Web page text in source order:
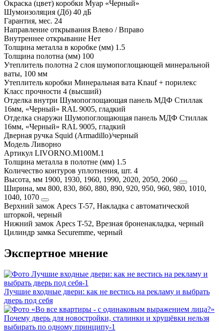
Окраска (цвет) коробки Муар «Черный»
Шумоизоляция (Дб) 40 дБ
Гарантия, мес. 24
Направление открывания Влево / Вправо
Внутреннее открывание Нет
Толщина металла в коробке (мм) 1.5
Толщина полотна (мм) 100
Утеплитель полотна 2 слоя шумопоглощающей минеральной
ваты, 100 мм
Утеплитель коробки Минеральная вата Knauf + порилекс
Класс прочности 4 (высший)
Отделка внутри Шумопоглощающая панель МДФ Стиллак
16мм, «Черный» RAL 9005, гладкий
Отделка снаружи Шумопоглощающая панель МДФ Стиллак
16мм, «Черный» RAL 9005, гладкий
Дверная ручка Squid (Armadillo)/черный
Модель Ливорно
Артикул LIVORNO.M100M.1
Толщина металла в полотне (мм) 1.5
Количество контуров уплотнения, шт. 4
Высота, мм 1900, 1930, 1960, 1990, 2020, 2050, 2060
Ширина, мм 800, 830, 860, 880, 890, 920, 950, 960, 980, 1010,
1040, 1070
Верхний замок Apecs T-57, Накладка с автоматической
шторкой, черный
Нижний замок Apecs T-52, Врезная броненакладка, черный
Цилиндр замка Securemme, черный
Экспертное мнение
Лучшие входные двери: как не вестись на рекламу и выбрать
дверь под себя